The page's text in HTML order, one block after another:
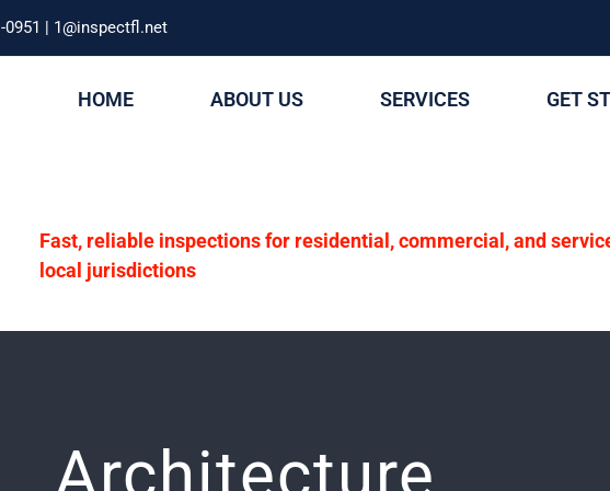
| 1@inspectfl.net
HOME ABOUT US SERVICES GET
Fast, reliable inspections for residential, commercial, and
local jurisdictions
Architecture